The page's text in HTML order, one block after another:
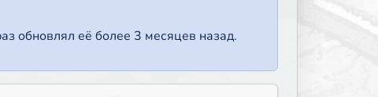
обновлял её более 3 месяцев назад.